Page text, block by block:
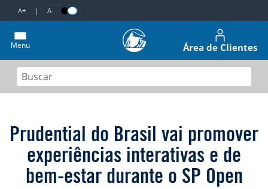
A+ | A-
Menu Área de Clientes
Prudential do Brasil vai promover
experiências interativas e de
bem-estar durante o SP Open